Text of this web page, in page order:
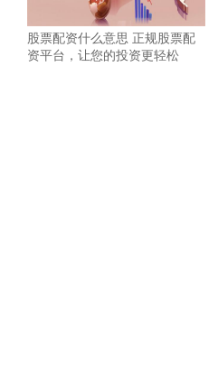
股票配资什么意思 正规股票配
资平台，让您的投资更轻松